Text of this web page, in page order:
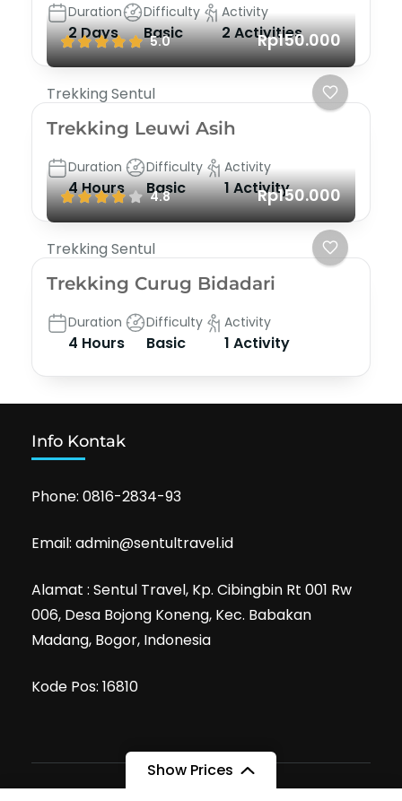
Show Prices
Duration
2 Days
Difficulty
Basic
Activity
2 Activities
5.0 Rp150.000
Trekking Sentul
Trekking Leuwi Asih
Duration
4 Hours
Difficulty
Basic
Activity
1 Activity
4.8 Rp150.000
Trekking Sentul
Trekking Curug Bidadari
Duration
4 Hours
Difficulty
Basic
Activity
1 Activity
Info Kontak
Phone: 0816-2834-93
Email: admin@sentultravel.id
Alamat : Sentul Travel, Kp. Cibingbin Rt 001 Rw
006, Desa Bojong Koneng, Kec. Babakan
Madang, Bogor, Indonesia
Kode Pos: 16810